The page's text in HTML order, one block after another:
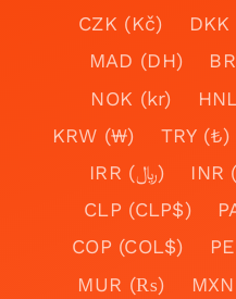
CZK (Kč)
MAD (DH)
NOK (kr)
KRW (₩)
TRY (₺)
IRR (﷼)
INR
CLP (CLP$)
COP (COL$)
MUR (₨)